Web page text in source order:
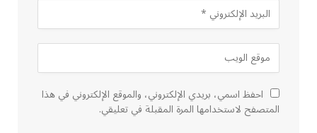
احفظ اسمي، بريدي الإلكتروني، والموقع الإلكتروني في هذا
المتصفح لاستخدامها المرة المقبلة في تعليقي.